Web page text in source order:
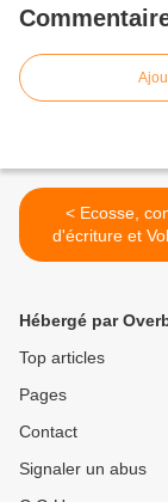
< Ecosse, concours
d'écriture et
burkinabè de
Hébergé par
Top articles
Pages
Contact
Signaler un abus